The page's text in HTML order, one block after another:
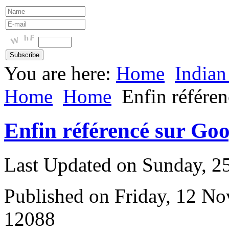
You are here: Home
Home Home Enfin
Enfin référencé sur
Last Updated on Sunday,
Published on Friday, 12
12088